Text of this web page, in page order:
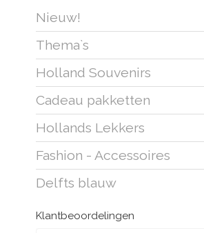
Nieuw!
Thema`s
Holland Souvenirs
Cadeau pakketten
Hollands Lekkers
Fashion - Accessoires
Delfts blauw
Klantbeoordelingen